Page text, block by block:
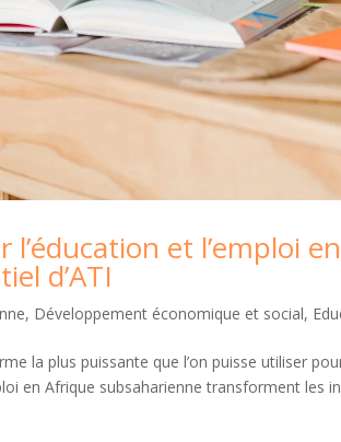
l’éducation et l’emploi
d’ATI
, Développement économique et social,
la plus puissante que l’on puisse utiliser
en Afrique subsaharienne transforment les